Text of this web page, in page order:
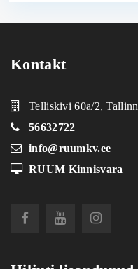
Kontakt
Telliskivi 60a/2, Tallinn
56632722
info@ruumkv.ee
RUUM Kinnisvara